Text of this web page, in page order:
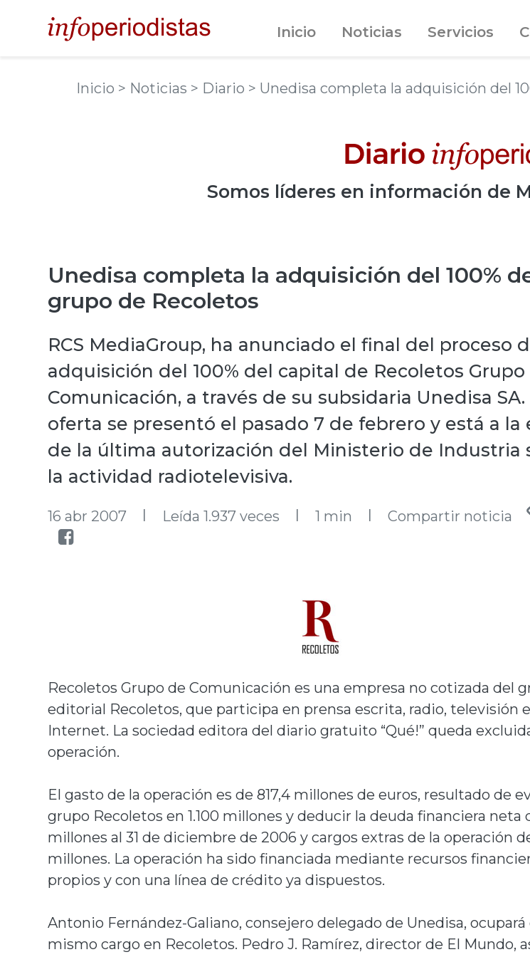
Inicio Noticias Servicios
Inicio > Noticias > Diario > Unedisa completa la adquisición del
Somos líderes en información de
Unedisa completa la adquisición del 100%
grupo de Recoletos
RCS MediaGroup, ha anunciado el final del proceso
adquisición del 100% del capital de Recoletos Grupo
Comunicación, a través de su subsidaria Unedisa SA.
oferta se presentó el pasado 7 de febrero y está a la
de la última autorización del Ministerio de Industria
la actividad radiotelevisiva.
16 abr 2007 Leída 1.937 veces 1 min Compartir noticia
Recoletos Grupo de Comunicación es una empresa no cotizada del
editorial Recoletos, que participa en prensa escrita, radio, televisión e
Internet. La sociedad editora del diario gratuito “Qué!” queda
operación.
El gasto de la operación es de 817,4 millones de euros, resultado de
grupo Recoletos en 1.100 millones y deducir la deuda financiera neta
millones al 31 de diciembre de 2006 y cargos extras de la operación
millones. La operación ha sido financiada mediante recursos
propios y con una línea de crédito ya dispuestos.
Antonio Fernández-Galiano, consejero delegado de Unedisa, ocupará
mismo cargo en Recoletos. Pedro J. Ramírez, director de El Mundo,